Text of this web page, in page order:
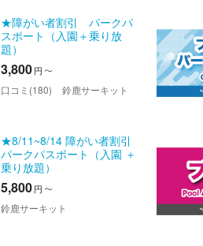
★障がい者割引 パークパ
スポート（入園＋乗り放
題）
3,800円 〜
口コミ(180) 鈴鹿サーキット
★8/11~8/14 障がい者割引
パークパスポート（入園 ＋
乗り放題）
5,800円 〜
鈴鹿サーキット